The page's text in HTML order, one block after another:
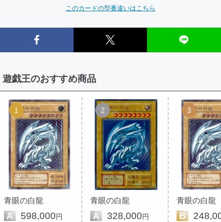
このカードの型番違いはこちら
遊戯王のおすすめ商品
1
青眼の白龍
A 598,000円
2
青眼の白龍
A 328,000円
3
青眼の白龍
B